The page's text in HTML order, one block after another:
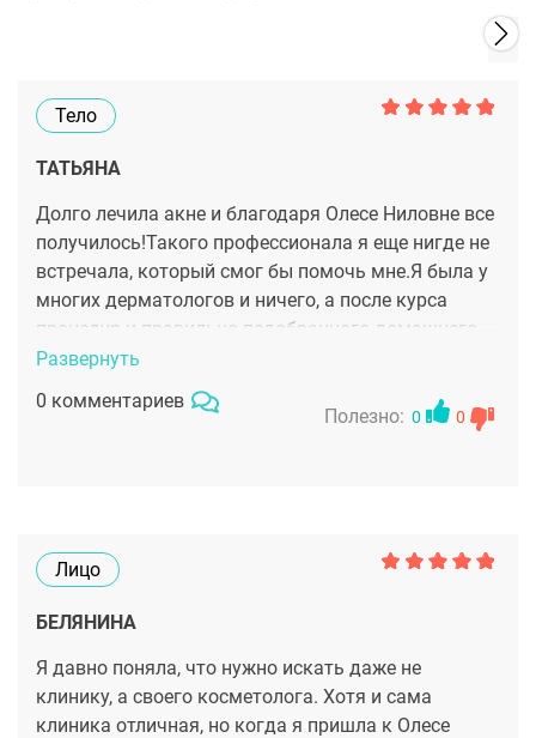
Тело
ТАТЬЯНА
Долго лечила акне и благодаря Олесе Ниловне все
получилось!Такого профессионала я еще нигде не
встречала, который смог бы помочь мне.Я была у
многих дерматологов и ничего, а после курса
процедур и правильно подобранного домашнего
ухода моя кожа стала красивой и ровной!Спасибо
Развернуть
0 комментариев
Полезно: 0 0
Лицо
БЕЛЯНИНА
Я давно поняла, что нужно искать даже не
клинику, а своего косметолога. Хотя и сама
клиника отличная, но когда я пришла к Олесе